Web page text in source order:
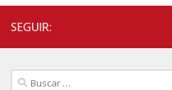
SEGUIR:
Buscar: